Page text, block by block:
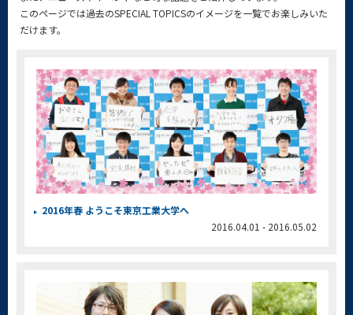
このページでは過去のSPECIAL TOPICSのイメージを一覧でお楽しみいた
だけます。
2016年春 ようこそ東京工業大学へ
2016.04.01 - 2016.05.02